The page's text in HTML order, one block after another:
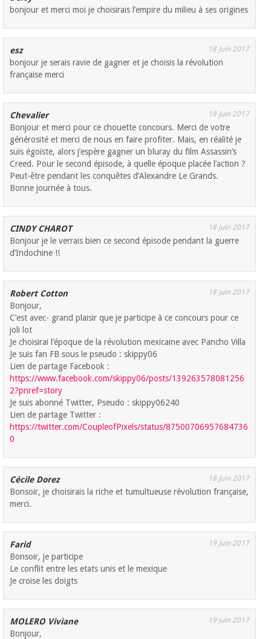
bonjour et merci moi je choisirais l’empire du milieu à ses origines
esz 18 juin 2017
bonjour je serais ravie de gagner et je choisis la révolution
française merci
Chevalier 18 juin 2017
Bonjour et merci pour ce chouette concours. Merci de votre
générosité et merci de nous en faire profiter. Mais, en réalité je
suis égoïste, alors j’espère gagner un bluray du film Assassin’s
Creed. Pour le second épisode, à quelle époque placée l’action ?
Peut-être pendant les conquêtes d’Alexandre Le Grands.
Bonne journée à tous.
CINDY CHAROT 18 juin 2017
Bonjour je le verrais bien ce second épisode pendant la guerre
d’Indochine !!
Robert Cotton 18 juin 2017
Bonjour,
C’est avec- grand plaisir que je participe à ce concours pour ce
joli lot
Je choisirai l’époque de la révolution mexicaine avec Pancho Villa
Je suis fan FB sous le pseudo : skippy06
Lien de partage Facebook :
https://www.facebook.com/skippy06/posts/139263578081256
2?pnref=story
Je suis abonné Twitter, Pseudo : skippy06240
Lien de partage Twitter :
https://twitter.com/CoupleofPixels/status/87500706957684736
0
Cécile Dorez 18 juin 2017
Bonsoir, je choisirais la riche et tumultueuse révolution française,
merci.
Farid 19 juin 2017
Bonsoir, je participe
Le conflit entre les etats unis et le mexique
Je croise les doigts
MOLERO Viviane 19 juin 2017
Bonjour,